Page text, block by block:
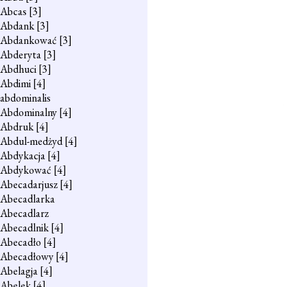
Abcas [3]
Abdank[3]
Abdankować [3]
Abderyta[3]
Abdhuci[3]
Abdimi[4]
abdominalis
Abdominalny[4]
Abdruk[4]
Abdul-medżyd[4]
Abdykacja[4]
Abdykować [4]
Abecadarjusz[4]
Abecadlarka
Abecadlarz
Abecadlnik[4]
Abecadło [4]
Abecadłowy[4]
Abelagja[4]